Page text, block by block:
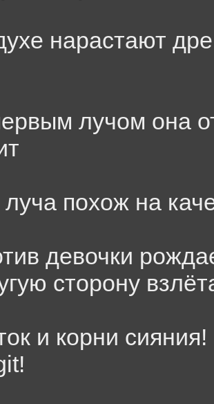
нарастают
лучом она
луча похож на
девочки
сторону
и корни сияния!
!